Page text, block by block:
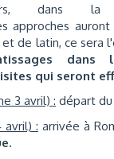
dans la
approches
de latin, ce sera
qui seront
3 avril) : départ
avril) : arrivée à